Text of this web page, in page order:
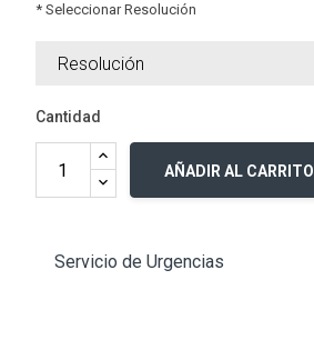
* Seleccionar Resolución
Cantidad
AÑADIR AL CARRITO
Servicio de Urgencias